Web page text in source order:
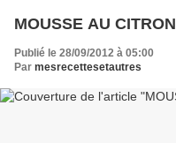
MOUSSE AU CITRON
Publié le 28/09/2012 à 05:00
Par mesrecettesetautres